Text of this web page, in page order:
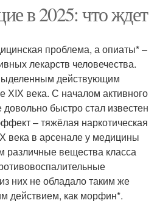
в 2025: что ждет
проблема, а опиаты* –
лекарств человечества.
действующим
ХIХ века. С началом активного
быстро стал известен
– тяжёлая наркотическая
века в арсенале у медицины
различные вещества класса
них не обладало таким же
действием, как морфин*.